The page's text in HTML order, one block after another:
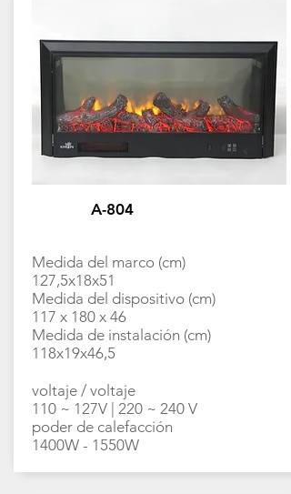
A-804
Medida del marco (cm)
127,5x18x51
Medida del dispositivo (cm)
117 x 180 x 46
Medida de instalación (cm)
118x19x46,5
voltaje / voltaje
110 ~ 127V | 220 ~ 240 V
poder de calefacción
1400W - 1550W